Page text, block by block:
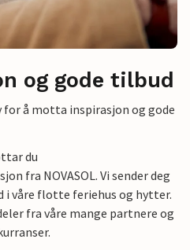
og gode tilbud
å motta inspirasjon og gode
du
fra NOVASOL. Vi sender deg
i våre flotte feriehus og hytter.
fra våre mange partnere og